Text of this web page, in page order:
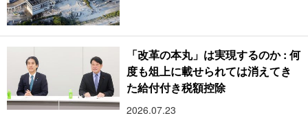
「改革の本丸」は実現するのか : 何
度も俎上に載せられては消えてき
た給付付き税額控除
2026.07.23